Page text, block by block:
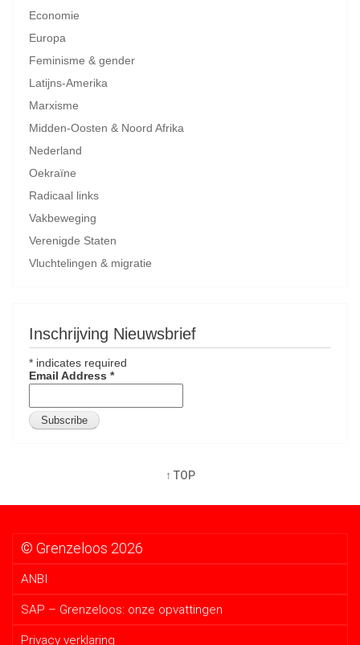
Economie
Europa
Feminisme & gender
Latijns-Amerika
Marxisme
Midden-Oosten & Noord Afrika
Nederland
Oekraïne
Radicaal links
Vakbeweging
Verenigde Staten
Vluchtelingen & migratie
Inschrijving Nieuwsbrief
* indicates required
Email Address *
↑ TOP
© Grenzeloos 2026
ANBI
SAP – Grenzeloos: onze opvattingen
Privacy verklaring